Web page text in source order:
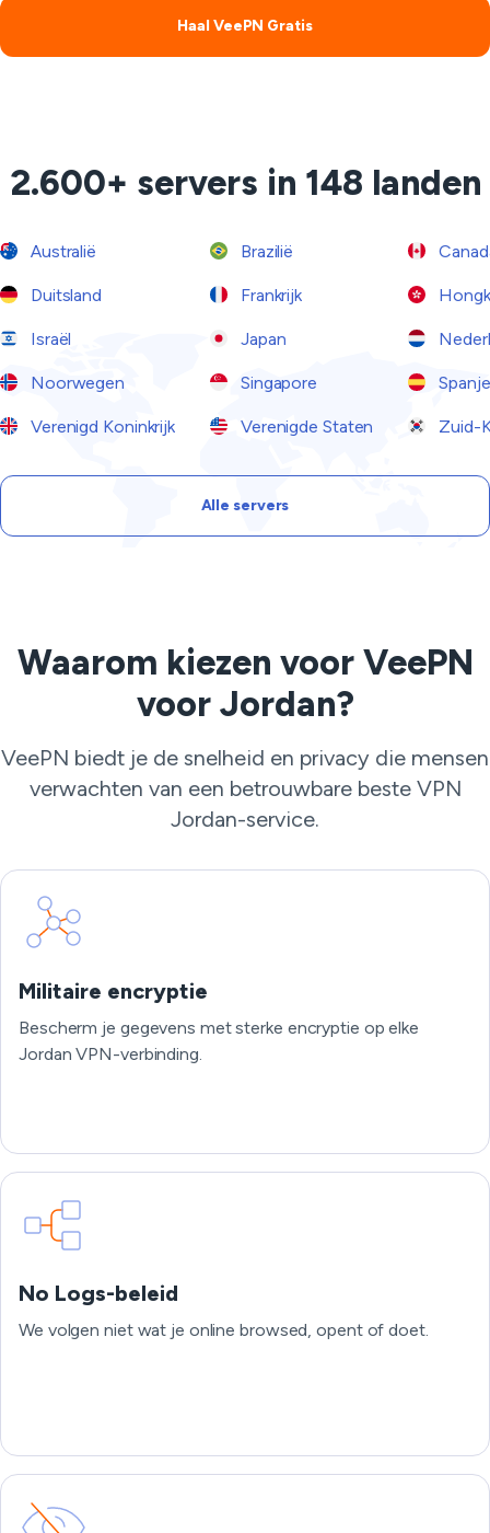
Haal VeePN Gratis
2.600+ servers in 148 landen
Australië Brazilië
Duitsland Frankrijk
Israël Japan
Noorwegen Singapore Spanje
Verenigd Koninkrijk Verenigde Staten Zuid-
Alle servers
Waarom kiezen voor VeePN
voor Jordan?
VeePN biedt je de snelheid en privacy die mensen
verwachten van een betrouwbare beste VPN
Jordan-service.
Militaire encryptie
Bescherm je gegevens met sterke encryptie op elke
Jordan VPN-verbinding.
No Logs-beleid
We volgen niet wat je online browsed, opent of doet.